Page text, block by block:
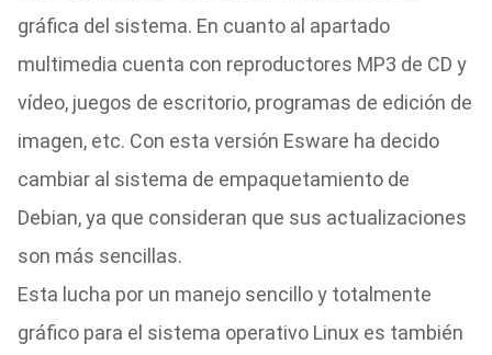
gráfica del sistema. En cuanto al apartado
multimedia cuenta con reproductores MP3 de CD y
vídeo, juegos de escritorio, programas de edición de
imagen, etc. Con esta versión Esware ha decido
cambiar al sistema de empaquetamiento de
Debian, ya que consideran que sus actualizaciones
son más sencillas.
Esta lucha por un manejo sencillo y totalmente
gráfico para el sistema operativo Linux es también